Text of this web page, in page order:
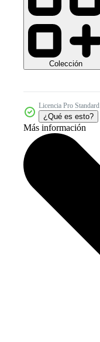
Colección
Licencia Pro Standard
¿Qué es esto?
Más información